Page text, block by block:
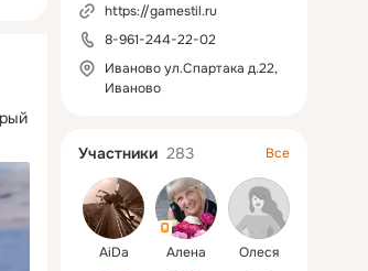
https://gamestil.ru
8-961-244-22-02
Иваново ул.Спартака д.22,
Иваново
Участники 283 Все
AiDa Алена Олеся